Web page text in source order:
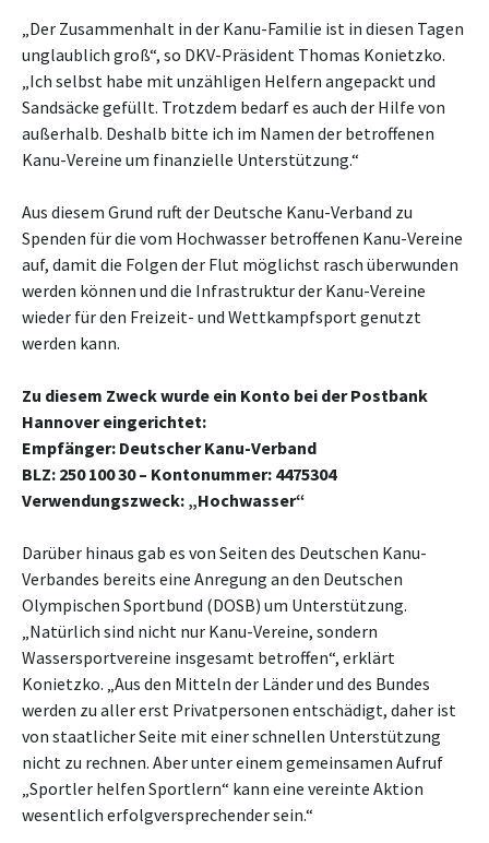
„Der Zusammenhalt in der Kanu-Familie ist in diesen Tagen
unglaublich groß“, so DKV-Präsident Thomas Konietzko.
„Ich selbst habe mit unzähligen Helfern angepackt und
Sandsäcke gefüllt. Trotzdem bedarf es auch der Hilfe von
außerhalb. Deshalb bitte ich im Namen der betroffenen
Kanu-Vereine um finanzielle Unterstützung.“
Aus diesem Grund ruft der Deutsche Kanu-Verband zu
Spenden für die vom Hochwasser betroffenen Kanu-Vereine
auf, damit die Folgen der Flut möglichst rasch überwunden
werden können und die Infrastruktur der Kanu-Vereine
wieder für den Freizeit- und Wettkampfsport genutzt
werden kann.
Zu diesem Zweck wurde ein Konto bei der Postbank
Hannover eingerichtet:
Empfänger: Deutscher Kanu-Verband
BLZ: 250 100 30 – Kontonummer: 4475304
Verwendungszweck: „Hochwasser“
Darüber hinaus gab es von Seiten des Deutschen Kanu-
Verbandes bereits eine Anregung an den Deutschen
Olympischen Sportbund (DOSB) um Unterstützung.
„Natürlich sind nicht nur Kanu-Vereine, sondern
Wassersportvereine insgesamt betroffen“, erklärt
Konietzko. „Aus den Mitteln der Länder und des Bundes
werden zu aller erst Privatpersonen entschädigt, daher ist
von staatlicher Seite mit einer schnellen Unterstützung
nicht zu rechnen. Aber unter einem gemeinsamen Aufruf
„Sportler helfen Sportlern“ kann eine vereinte Aktion
wesentlich erfolgversprechender sein.“